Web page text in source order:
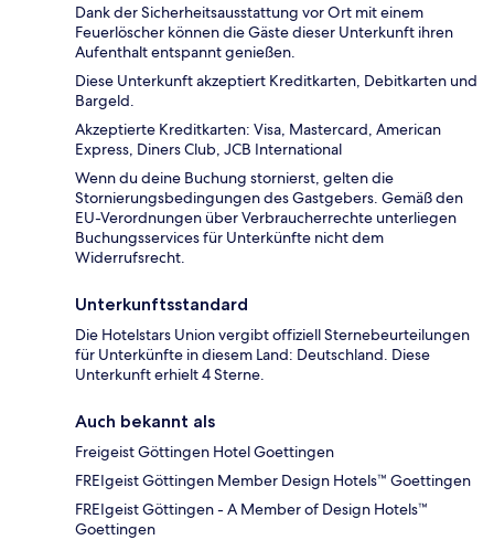
Dank der Sicherheitsausstattung vor Ort mit einem
Feuerlöscher können die Gäste dieser Unterkunft ihren
Aufenthalt entspannt genießen.
Diese Unterkunft akzeptiert Kreditkarten, Debitkarten und
Bargeld.
Akzeptierte Kreditkarten: Visa, Mastercard, American
Express, Diners Club, JCB International
Wenn du deine Buchung stornierst, gelten die
Stornierungsbedingungen des Gastgebers. Gemäß den
EU-Verordnungen über Verbraucherrechte unterliegen
Buchungsservices für Unterkünfte nicht dem
Widerrufsrecht.
Unterkunftsstandard
Die Hotelstars Union vergibt offiziell Sternebeurteilungen
für Unterkünfte in diesem Land: Deutschland. Diese
Unterkunft erhielt 4 Sterne.
Auch bekannt als
Freigeist Göttingen Hotel Goettingen
FREIgeist Göttingen Member Design Hotels™ Goettingen
FREIgeist Göttingen - A Member of Design Hotels™
Goettingen